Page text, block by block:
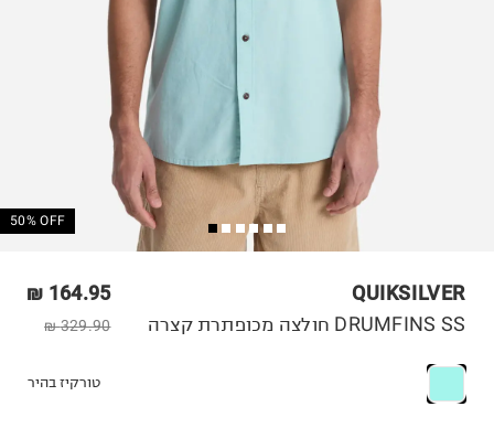
50% OFF
QUIKSILVER
164.95 ₪
329.90 ₪ DRUMFINS SS חולצה מכופתרת קצרה
טורקיז בהיר